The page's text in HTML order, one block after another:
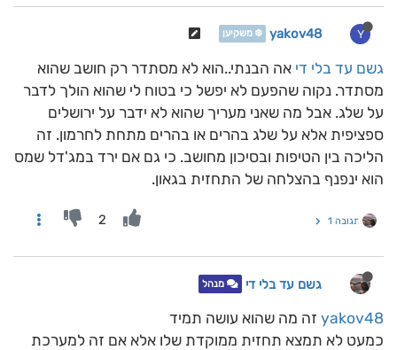
Y
yakov48 ❄️ משקיען
גשם עד בלי די אה הבנתי..הוא לא מסתדר רק חושב שהוא
מסתדר. נקוה שהפעם לא יפשל כי בטוח לי שהוא הולך לדבר
על שלג. אבל מה שאני מעריך שהוא לא ידבר על ירושלים
ספציפית אלא על שלג בהרים או בהרים מתחת לחרמון. זה
הליכה בין הטיפות ובסיכון מחושב. כי גם אם ירד במג'דל שמס
הוא ינפנף בהצלחה של התחזית בגאון.
תגובה 1 2
גשם עד בלי די מנהל
yakov48 זה מה שהוא עושה תמיד
כמעט לא תמצא תחזית ממוקדת שלו אלא אם זה למערכת